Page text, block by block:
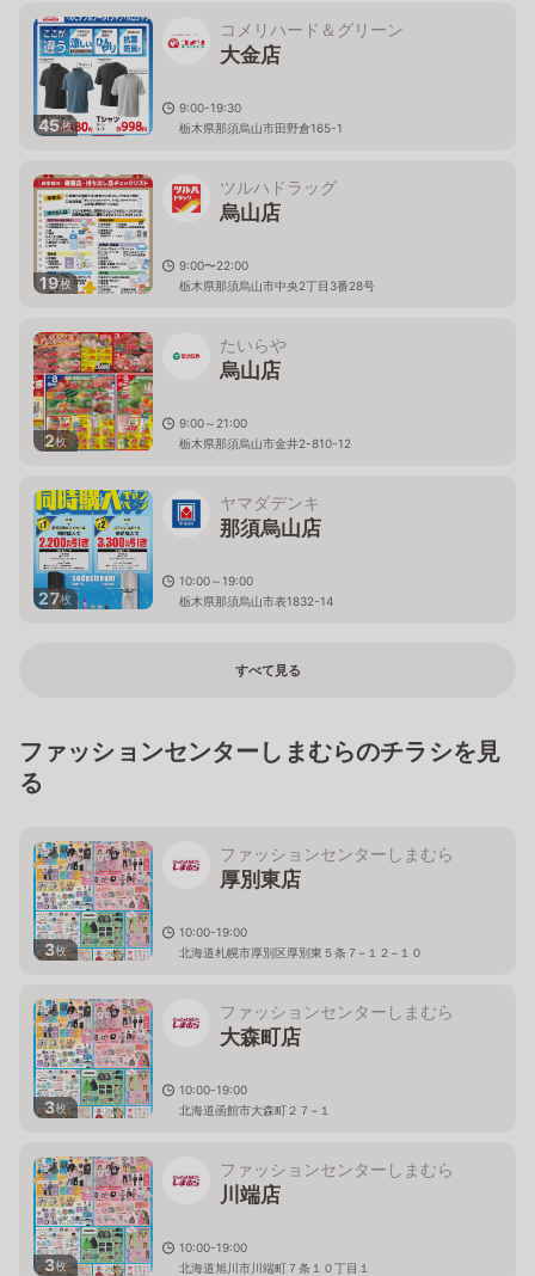
45枚
コメリハード＆グリーン
大金店
9:00-19:30
栃木県那須烏山市田野倉165-1
19枚
ツルハドラッグ
烏山店
9:00〜22:00
栃木県那須烏山市中央2丁目3番28号
2枚
たいらや
烏山店
9:00～21:00
栃木県那須烏山市金井2-810-12
27枚
ヤマダデンキ
那須烏山店
10:00～19:00
栃木県那須烏山市表1832-14
すべて見る
ファッションセンターしまむらのチラシを見
る
3枚
ファッションセンターしまむら
厚別東店
10:00-19:00
北海道札幌市厚別区厚別東５条７−１２−１０
3枚
ファッションセンターしまむら
大森町店
10:00-19:00
北海道函館市大森町２７−１
3枚
ファッションセンターしまむら
川端店
10:00-19:00
北海道旭川市川端町７条１０丁目１